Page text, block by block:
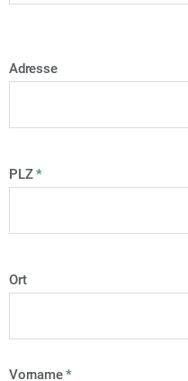
Adresse
PLZ*
Ort
Vorname*